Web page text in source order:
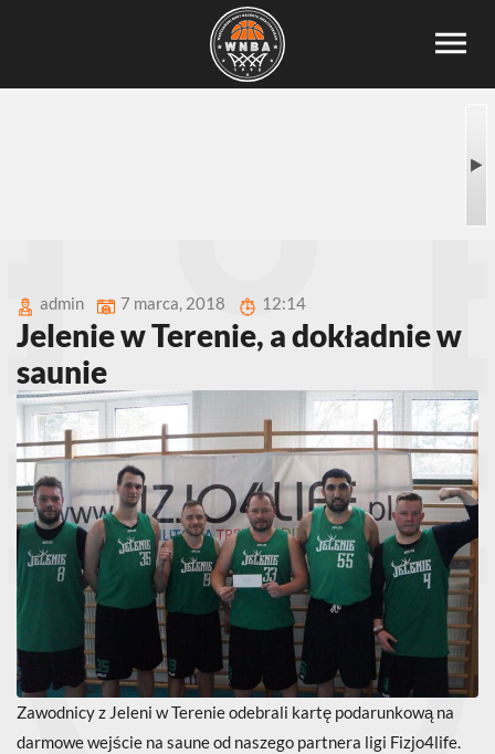
admin 7 marca, 2018 12:14
Jelenie w Terenie, a dokładnie w
saunie
Zawodnicy z Jeleni w Terenie odebrali kartę podarunkową na
darmowe wejście na saune od naszego partnera ligi Fizjo4life.